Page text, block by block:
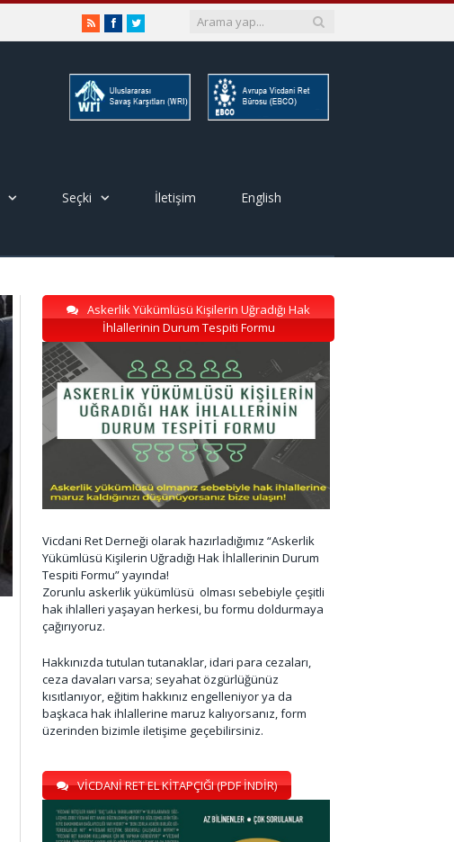
RSSFacebookTwitter
Seçki İletişim English
Askerlik Yükümlüsü Kişilerin Uğradığı Hak
İhlallerinin Durum Tespiti Formu
Vicdani Ret Derneği olarak hazırladığımız “Askerlik
Yükümlüsü Kişilerin Uğradığı Hak İhlallerinin Durum
Tespiti Formu” yayında!
Zorunlu askerlik yükümlüsü olması sebebiyle çeşitli
hak ihlalleri yaşayan herkesi, bu formu doldurmaya
çağırıyoruz.
Hakkınızda tutulan tutanaklar, idari para cezaları,
ceza davaları varsa; seyahat özgürlüğünüz
kısıtlanıyor, eğitim hakkınız engelleniyor ya da
başkaca hak ihlallerine maruz kalıyorsanız, form
üzerinden bizimle iletişime geçebilirsiniz.
VİCDANİ RET EL KİTAPÇIĞI (PDF İNDİR)